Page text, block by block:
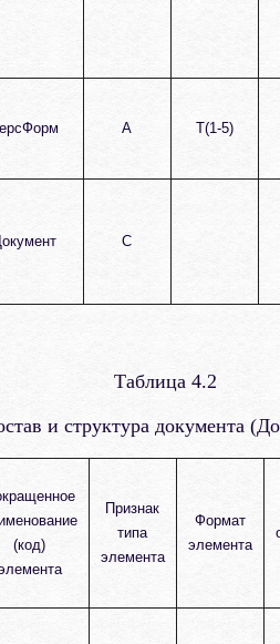
А T(1-5)
С
Таблица 4.2
и структура документа
(код)
Признак
типа
элемента
Формат
элемента